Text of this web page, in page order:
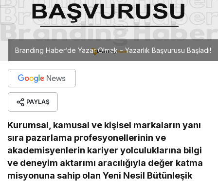
Branding Haber’de Yazar Olmak – Yazarlık Başvurusu Başladı!
PAYLAŞ
Kurumsal, kamusal ve kişisel markaların yanı
sıra pazarlama profesyonellerinin ve
akademisyenlerin kariyer yolculuklarına bilgi
ve deneyim aktarımı aracılığıyla değer katma
misyonuna sahip olan Yeni Nesil Bütünleşik